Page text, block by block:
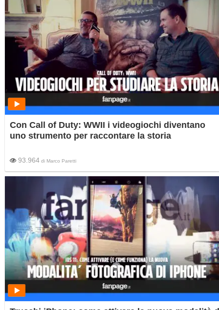
Con Call of Duty: WWII i videogiochi diventano
uno strumento per raccontare la storia
93.964 di Marco Paretti